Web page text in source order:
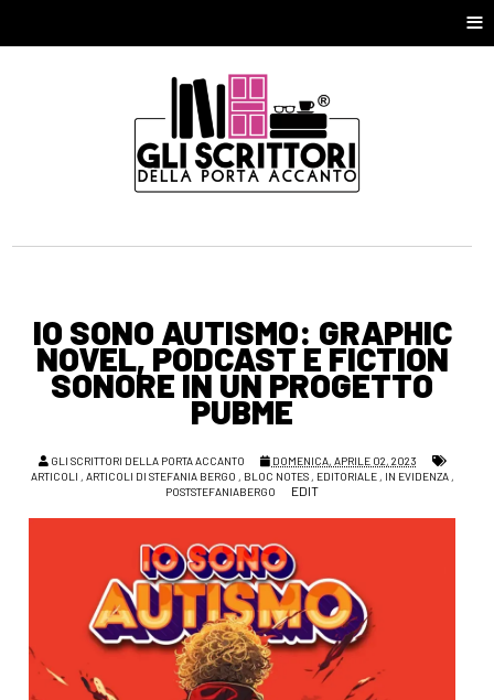
≡
IO SONO AUTISMO: GRAPHIC
NOVEL, PODCAST E FICTION
SONORE IN UN PROGETTO
PUBME
GLI SCRITTORI DELLA PORTA ACCANTO
DOMENICA, APRILE 02, 2023
ARTICOLI , ARTICOLI DI STEFANIA BERGO , BLOC NOTES, EDITORIALE, IN EVIDENZA,
POSTSTEFANIABERGO
EDIT